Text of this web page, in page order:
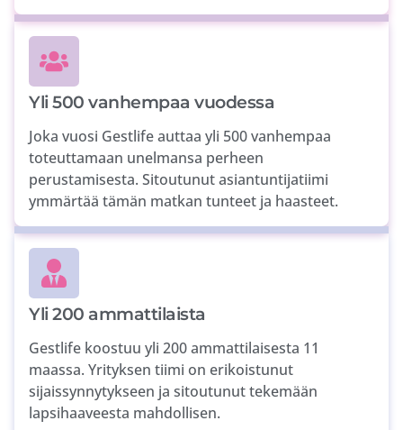
Yli 500 vanhempaa vuodessa
Joka vuosi Gestlife auttaa yli 500 vanhempaa
toteuttamaan unelmansa perheen
perustamisesta. Sitoutunut asiantuntijatiimi
ymmärtää tämän matkan tunteet ja haasteet.
Yli 200 ammattilaista
Gestlife koostuu yli 200 ammattilaisesta 11
maassa. Yrityksen tiimi on erikoistunut
sijaissynnytykseen ja sitoutunut tekemään
lapsihaaveesta mahdollisen.